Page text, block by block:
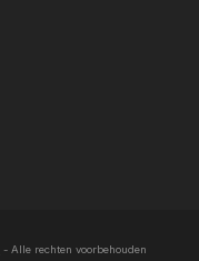
- Alle rechten voorbehouden